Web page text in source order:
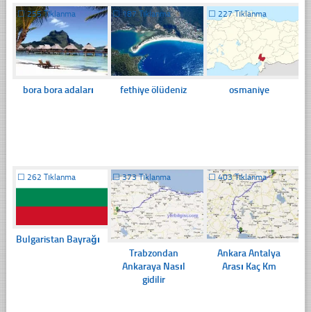
☐255 Tıklanma
bora bora adaları
☐187 Tıklanma
fethiye ölüdeniz
☐ 227 Tıklanma
osmaniye
☐ 262 Tıklanma
Bulgaristan Bayrağı
☐373 Tıklanma
Trabzondan
Ankaraya Nasıl
gidilir
☐ 403 Tıklanma
Ankara Antalya
Arası Kaç Km